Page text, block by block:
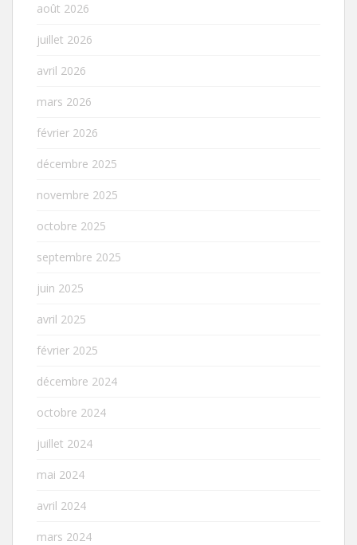
août 2026
juillet 2026
avril 2026
mars 2026
février 2026
décembre 2025
novembre 2025
octobre 2025
septembre 2025
juin 2025
avril 2025
février 2025
décembre 2024
octobre 2024
juillet 2024
mai 2024
avril 2024
mars 2024